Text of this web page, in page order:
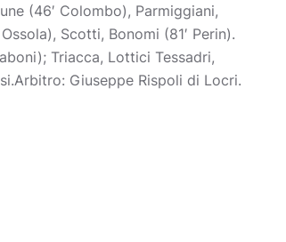
(46′ Colombo), Parmiggiani,
Scotti, Bonomi (81′ Perin).
Triacca, Lottici Tessadri,
Giuseppe Rispoli di Locri.